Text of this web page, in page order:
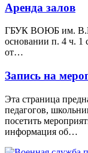
Аренда залов
ГБУК ВОЮБ им. В.М.
основании п. 4 ч. 1
от…
Запись на
Эта страница
педагогов,
посетить
информация об…